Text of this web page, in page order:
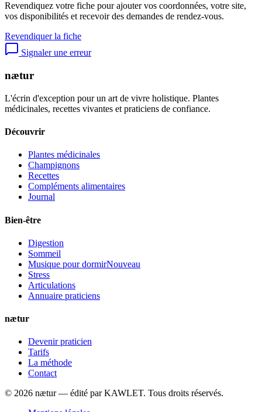
Revendiquez votre fiche pour ajouter vos coordonnées, votre site,
vos disponibilités et recevoir des demandes de rendez-vous.
Revendiquer la fiche
Signaler une erreur
nætur
L'écrin d'exception pour un art de vivre holistique. Plantes
médicinales, recettes vivantes et praticiens de confiance.
Découvrir
Plantes médicinales
Champignons
Recettes
Compléments alimentaires
Journal
Bien-être
Digestion
Sommeil
Musique pour dormirNouveau
Stress
Articulations
Annuaire praticiens
nætur
Devenir praticien
Tarifs
La méthode
Contact
© 2026 nætur — édité par KAWLET. Tous droits réservés.